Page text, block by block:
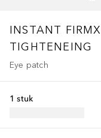
INSTANT
TIGHTENEING
Eye patch
1 stuk